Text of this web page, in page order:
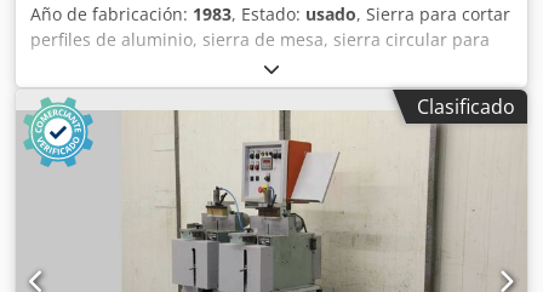
Año de fabricación: 1983, Estado: usado, Sierra para cortar
perfiles de aluminio, sierra de mesa, sierra circular para
aluminio, sierra circular semiautomática para aluminio,
sierra de inglete, sierra para cortar cantoneras de vidrio. -
Diámetro de la hoja de sierra: 355 mm -Velocidades de
rotación: 1420/2880 rpm Chsdsd Ixn Repfx Agrea -Potencia:
3,7/4,5 kW -Incluye: sistema de refrigeración -Dimensiones:
990/1140/A1535 mm -Peso: 596 kg
Clasificado